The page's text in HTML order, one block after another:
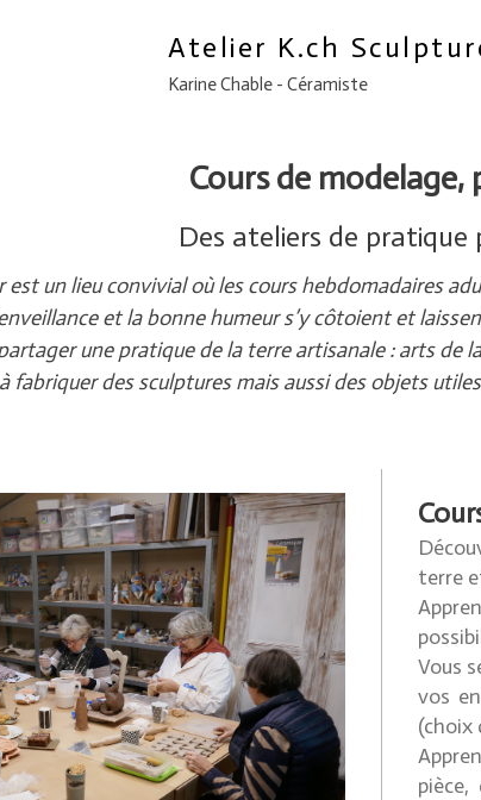
Atelier K.ch
Karine Chable - Céramiste
Cours de modelage,
Des ateliers de pratique
est un lieu convivial où les cours hebdomadaires
et la bonne humeur s’y côtoient et
une pratique de la terre artisanale : arts de
fabriquer des sculptures mais aussi des objets
terre
Vous
vos
(choix